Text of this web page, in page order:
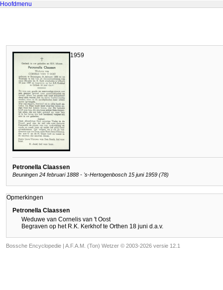
Hoofdmenu
1959
Petronella Claassen
Beuningen 24 februari 1888 - 's-Hertogenbosch 15 juni 1959 (78)
Opmerkingen
Petronella Claassen
Weduwe van Cornelis van 't Oost
Begraven op het R.K. Kerkhof te Orthen 18 juni d.a.v.
Bossche Encyclopedie | A.F.A.M. (Ton) Wetzer © 2003-2026 versie 12.1